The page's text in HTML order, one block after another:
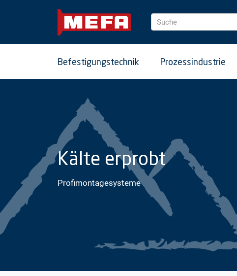
Suche
Befestigungstechnik Prozessindustrie
Kälte erprobt
Profimontagesysteme